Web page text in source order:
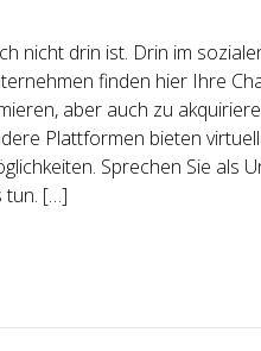
nicht drin ist. Drin im
finden hier Ihre
aber auch zu
Plattformen bieten
Sprechen Sie als
tun. […]